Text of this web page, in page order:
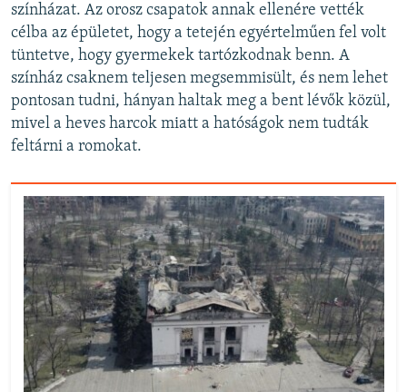
színházat. Az orosz csapatok annak ellenére vették
célba az épületet, hogy a tetején egyértelműen fel volt
tüntetve, hogy gyermekek tartózkodnak benn. A
színház csaknem teljesen megsemmisült, és nem lehet
pontosan tudni, hányan haltak meg a bent lévők közül,
mivel a heves harcok miatt a hatóságok nem tudták
feltárni a romokat.